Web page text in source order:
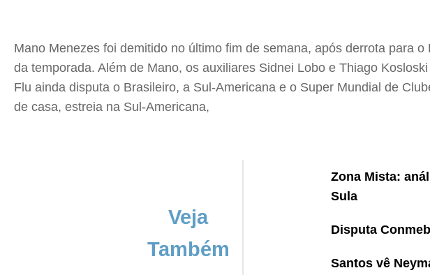
Mano Menezes foi demitido no último fim de semana, após derrota para
da temporada. Além de Mano, os auxiliares Sidnei Lobo e Thiago
Flu ainda disputa o Brasileiro, a Sul-Americana e o Super Mundial de
de casa, estreia na Sul-Americana,
Veja
Também
Zona Mista:
Sula
Disputa
Santos vê